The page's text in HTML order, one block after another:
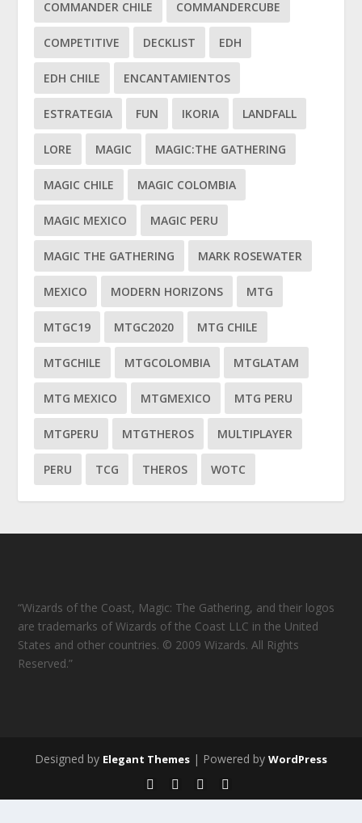
COMMANDER CHILE COMMANDERCUBE
COMPETITIVE DECKLIST EDH
EDH CHILE ENCANTAMIENTOS
ESTRATEGIA FUN IKORIA LANDFALL
LORE MAGIC MAGIC:THE GATHERING
MAGIC CHILE MAGIC COLOMBIA
MAGIC MEXICO MAGIC PERU
MAGIC THE GATHERING MARK ROSEWATER
MEXICO MODERN HORIZONS MTG
MTGC19 MTGC2020 MTG CHILE
MTGCHILE MTGCOLOMBIA MTGLATAM
MTG MEXICO MTGMEXICO MTG PERU
MTGPERU MTGTHEROS MULTIPLAYER
PERU TCG THEROS WOTC
“Wizards of the Coast, Magic: The Gathering, and their logos
are trademarks of Wizards of the Coast LLC in the United
States and other countries. © 2009 Wizards. All Rights
Reserved.”
Designed by Elegant Themes | Powered by WordPress